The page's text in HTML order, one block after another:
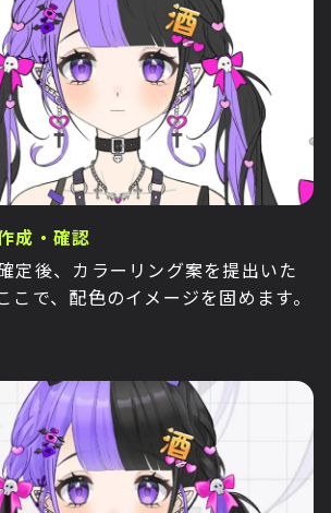
成・確認
定後、カラーリング案を提出いた
こで、配色のイメージを固めます。